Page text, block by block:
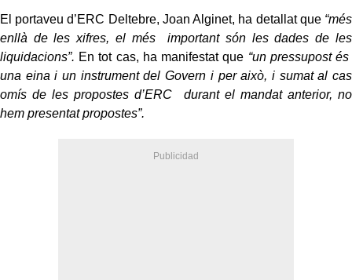
El portaveu d’ERC Deltebre, Joan Alginet, ha detallat que “més
enllà de les xifres, el més important són les dades de les
liquidacions”. En tot cas, ha manifestat que “un pressupost és
una eina i un instrument del Govern i per això, i sumat al cas
omís de les propostes d’ERC durant el mandat anterior, no
hem presentat propostes”.